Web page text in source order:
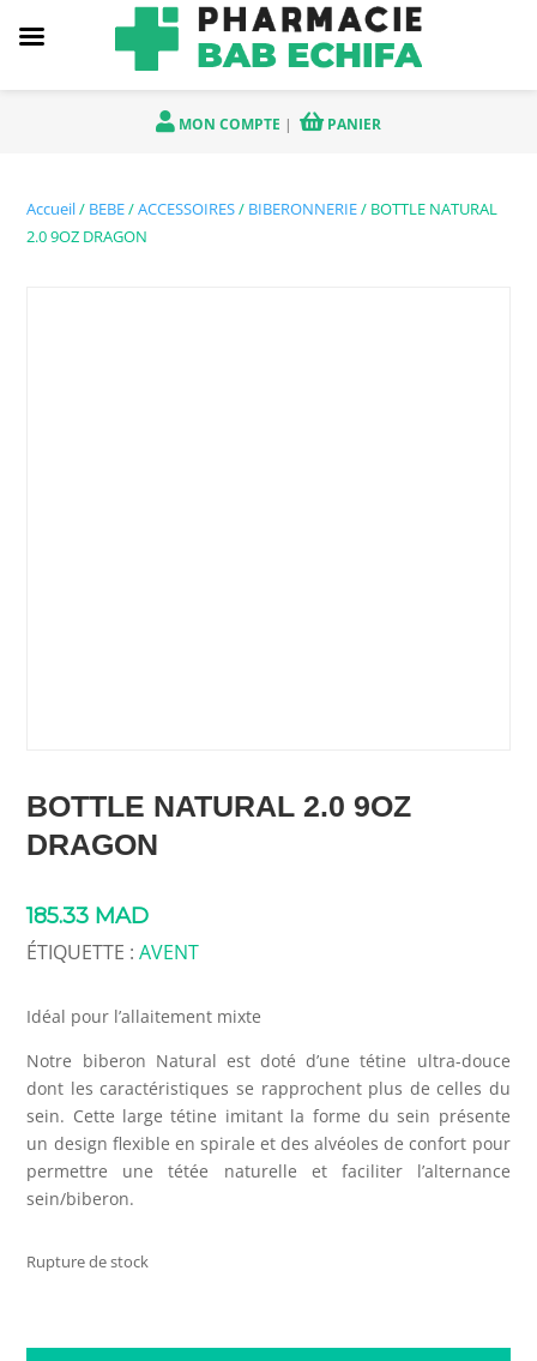
MON COMPTE | PANIER
Accueil/ BEBE/ACCESSOIRES/ BIBERONNERIE/ BOTTLE NATURAL
2.0 9OZ DRAGON
BOTTLE NATURAL 2.0 9OZ
DRAGON
185.33 MAD
ÉTIQUETTE :AVENT
Idéal pour l’allaitement mixte
Notre biberon Natural est doté d’une tétine ultra-douce
dont les caractéristiques se rapprochent plus de celles du
sein. Cette large tétine imitant la forme du sein présente
un design flexible en spirale et des alvéoles de confort pour
permettre une tétée naturelle et faciliter l’alternance
sein/biberon.
Rupture de stock